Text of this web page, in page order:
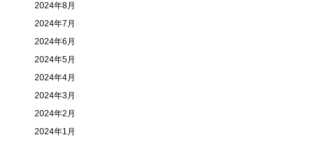
2024年8月
2024年7月
2024年6月
2024年5月
2024年4月
2024年3月
2024年2月
2024年1月